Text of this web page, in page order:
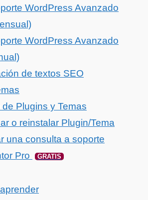
WordPress Avanzado
WordPress Avanzado
de textos SEO
de Plugins y Temas
o reinstalar Plugin/Tema
una consulta a soporte
Pro
GRATIS